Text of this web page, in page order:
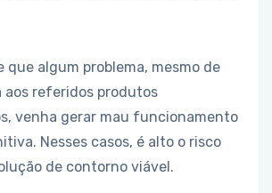
que algum problema, mesmo de
aos referidos produtos
venha gerar mau funcionamento
Nesses casos, é alto o risco
de contorno viável.